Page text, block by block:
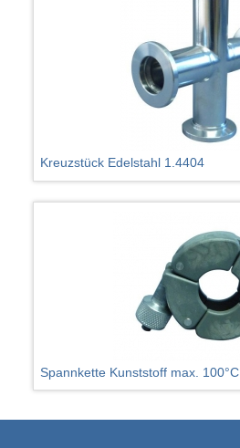
Kreuzstück Edelstahl 1.4404
Spannkette Kunststoff max. 100°C